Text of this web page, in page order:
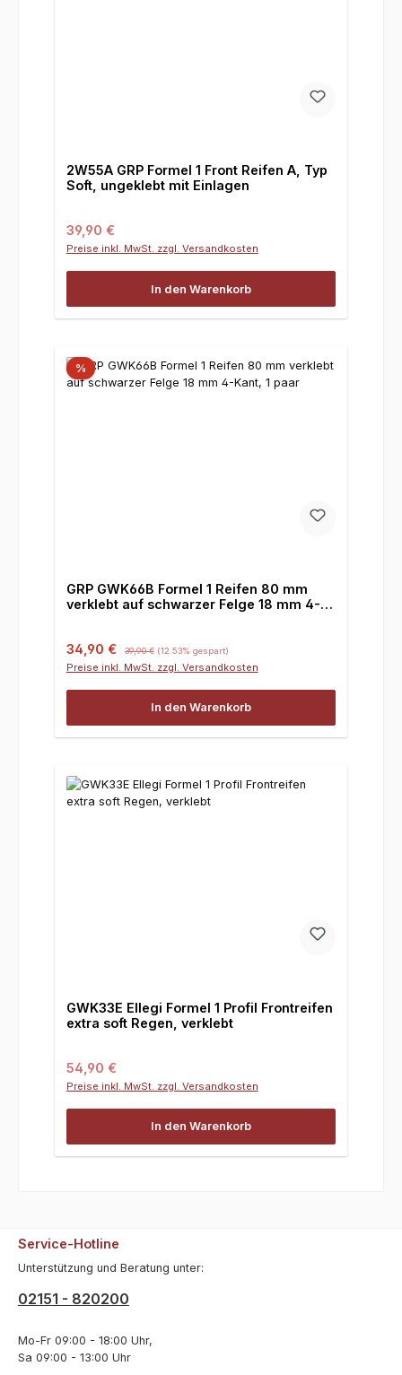
2W55A GRP Formel 1 Front Reifen A, Typ
Soft, ungeklebt mit Einlagen
Regulärer Preis:
39,90 €
Preise inkl. MwSt. zzgl. Versandkosten
In den Warenkorb
%
GRP GWK66B Formel 1 Reifen 80 mm
verklebt auf schwarzer Felge 18 mm 4-
Verkaufspreis:
34,90 € 39,90 € (12.53% gespart)
Preise inkl. MwSt. zzgl. Versandkosten
In den Warenkorb
GWK33E Ellegi Formel 1 Profil Frontreifen
extra soft Regen, verklebt
Regulärer Preis:
54,90 €
Preise inkl. MwSt. zzgl. Versandkosten
In den Warenkorb
Service-Hotline
Unterstützung und Beratung unter:
02151 - 820200
Mo-Fr 09:00 - 18:00 Uhr,
Sa 09:00 - 13:00 Uhr